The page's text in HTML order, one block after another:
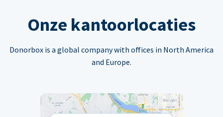
Onze kantoorlocaties
Donorbox is a global company with offices in North America
and Europe.